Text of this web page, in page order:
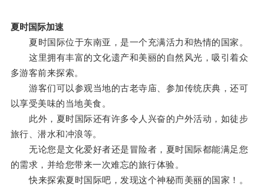
夏时国际加速
夏时国际位于东南亚，是一个充满活力和热情的国家。
这里拥有丰富的文化遗产和美丽的自然风光，吸引着众
多游客前来探索。
游客们可以参观当地的古老寺庙、参加传统庆典，还可
以享受美味的当地美食。
此外，夏时国际还有许多令人兴奋的户外活动，如徒步
旅行、潜水和冲浪等。
无论您是文化爱好者还是冒险者，夏时国际都能满足您
的需求，并给您带来一次难忘的旅行体验。
快来探索夏时国际吧，发现这个神秘而美丽的国家！。